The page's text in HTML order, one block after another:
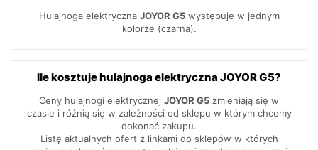
Hulajnoga elektryczna JOYOR G5występuje w jednym
kolorze (czarna).
Ile kosztuje hulajnoga elektryczna JOYOR G5?
Ceny hulajnogi elektrycznej JOYOR G5 zmieniają się w
czasie i różnią się w zależności od sklepu w którym chcemy
dokonać zakupu.
Listę aktualnych ofert z linkami do sklepów w których